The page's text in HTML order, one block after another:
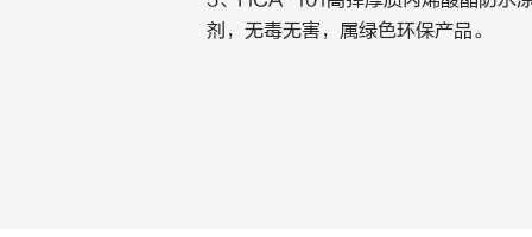
剂，无毒无害，属绿色环保产品。